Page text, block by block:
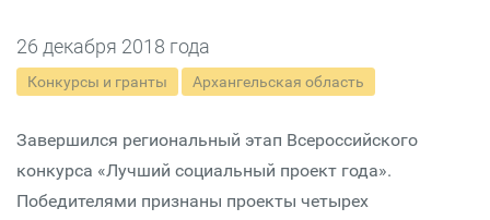
26 декабря 2018 года
Конкурсы и гранты Архангельская область
Завершился региональный этап Всероссийского
конкурса «Лучший социальный проект года».
Победителями признаны проекты четырех